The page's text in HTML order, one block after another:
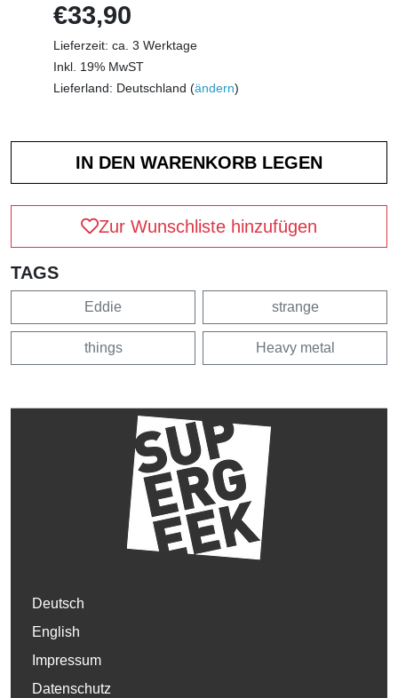
€33,90
Lieferzeit: ca. 3 Werktage
Inkl. 19% MwST
Lieferland: Deutschland (ändern)
Zur Wunschliste hinzufügen
TAGS
Eddie strange
things Heavy metal
Deutsch
English
Impressum
Datenschutz